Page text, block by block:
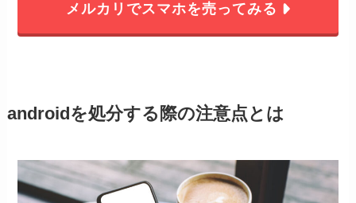
メルカリでスマホを売ってみる
androidを処分する際の注意点とは